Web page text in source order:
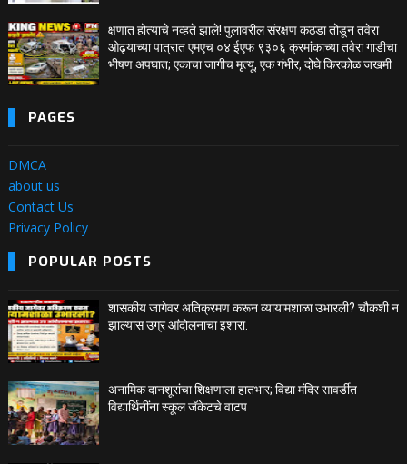
क्षणात होत्याचे नव्हते झाले! पुलावरील संरक्षण कठडा तोडून तवेरा
ओढ्याच्या पात्रात एमएच ०४ ईएफ ९३०६ क्रमांकाच्या तवेरा गाडीचा
भीषण अपघात; एकाचा जागीच मृत्यू, एक गंभीर, दोघे किरकोळ जखमी
PAGES
DMCA
about us
Contact Us
Privacy Policy
POPULAR POSTS
शासकीय जागेवर अतिक्रमण करून व्यायामशाळा उभारली? चौकशी न
झाल्यास उग्र आंदोलनाचा इशारा.
अनामिक दानशूरांचा शिक्षणाला हातभार; विद्या मंदिर सावर्डीत
विद्यार्थिनींना स्कूल जॅकेटचे वाटप